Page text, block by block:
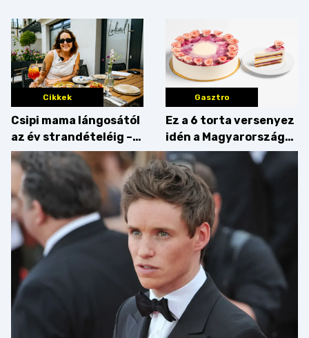
Cikkek
Csipi mama lángosától
az év strandételéig –
idén is felzabáltuk a
Balaton déli partját
Gasztro
Ez a 6 torta versenyez
idén a Magyarország
tortája címért